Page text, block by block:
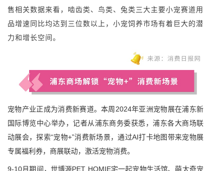
售相关数据来看，啮齿类、鸟类、兔类三大主要小宠赛道用
品增速同比均达到三位数以上，小宠饲养市场有着巨大的潜
力和增长空间。
宠物产业正成为消费新赛道。本周2024年亚洲宠物展在浦东新
国际博览中心举办，记者从浦东商务委获悉，浦东各大商场联
动展会，探索“宠物+”消费新场景，通过AI打卡地图带来宠物展
专属福利券，商展联动，激活宠物消费。
9-10月期间，世博源PET HOMIE宅一起宠物生活馆、萌太奇宠